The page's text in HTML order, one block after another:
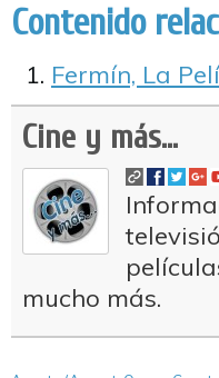
Contenido
Fermín, La
Cine y más...
mucho más.